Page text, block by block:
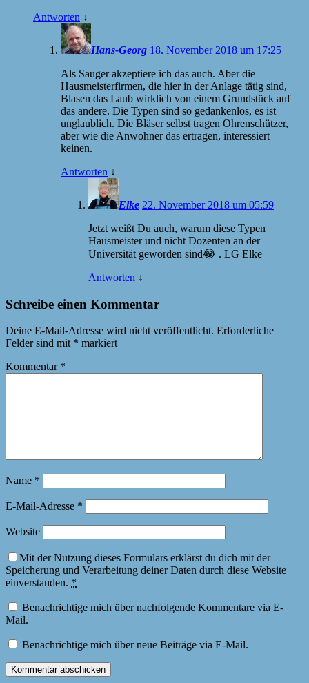
Antworten ↓
Hans-Georg 18. November 2018 um 17:25
Als Sauger akzeptiere ich das auch. Aber die
Hausmeisterfirmen, die hier in der Anlage tätig sind,
Blasen das Laub wirklich von einem Grundstück auf
das andere. Die Typen sind so gedankenlos, es ist
unglaublich. Die Bläser selbst tragen Ohrenschützer,
aber wie die Anwohner das ertragen, interessiert
keinen.
Antworten ↓
Elke 22. November 2018 um 05:59
Jetzt weißt Du auch, warum diese Typen
Hausmeister und nicht Dozenten an der
Universität geworden sind😂 . LG Elke
Antworten ↓
Schreibe einen Kommentar
Deine E-Mail-Adresse wird nicht veröffentlicht. Erforderliche
Felder sind mit * markiert
Kommentar *
Name *
E-Mail-Adresse *
Website
Mit der Nutzung dieses Formulars erklärst du dich mit der
Speicherung und Verarbeitung deiner Daten durch diese Website
einverstanden. *
Benachrichtige mich über nachfolgende Kommentare via E-
Mail.
Benachrichtige mich über neue Beiträge via E-Mail.